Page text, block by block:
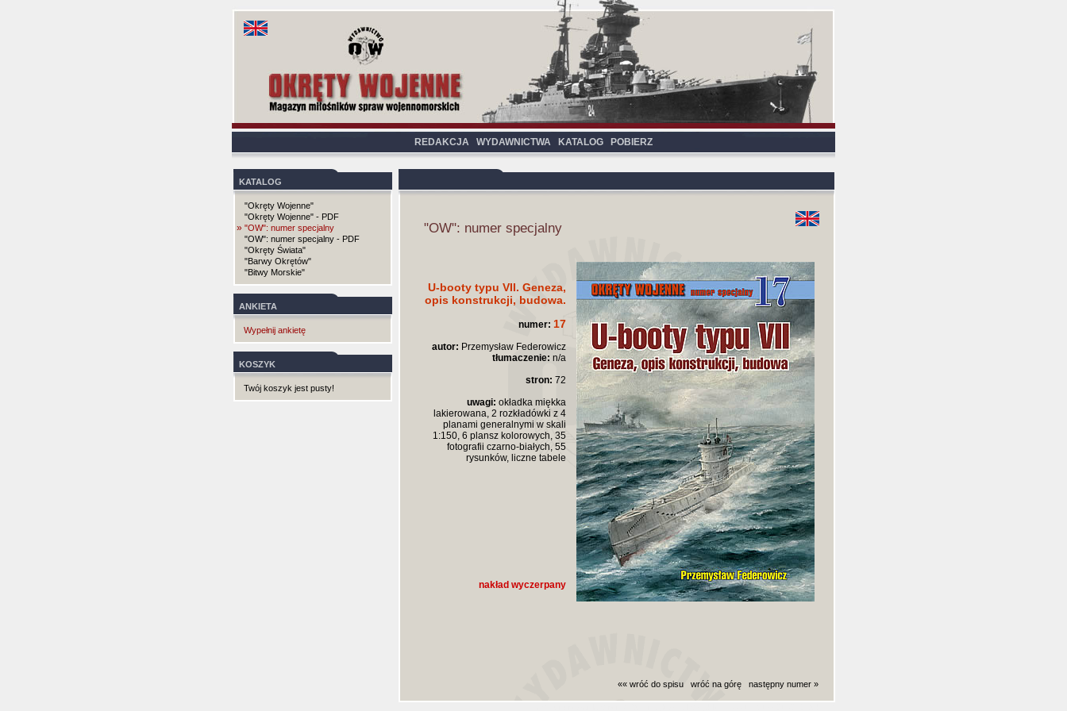
REDAKCJA WYDAWNICTWA KATALOG POBIERZ
KATALOG
"Okręty Wojenne"
"Okręty Wojenne" - PDF
» "OW": numer specjalny
"OW": numer specjalny - PDF
"Okręty Świata"
"Barwy Okrętów"
"Bitwy Morskie"
ANKIETA
Wypełnij ankietę
KOSZYK
Twój koszyk jest pusty!
"OW": numer specjalny
U-booty typu VII. Geneza,
opis konstrukcji, budowa.
numer: 17
autor: Przemysław Federowicz
tłumaczenie: n/a
stron: 72
uwagi: okładka miękka
lakierowana, 2 rozkładówki z 4
planami generalnymi w skali
1:150, 6 plansz kolorowych, 35
fotografii czarno-białych, 55
rysunków, liczne tabele
nakład wyczerpany
«« wróć do spisu wróć na górę następny numer »